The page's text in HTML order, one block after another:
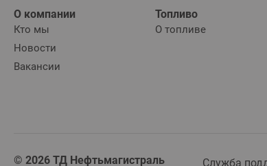
О компании
Кто мы
Новости
Вакансии
Топливо
О топливе
© 2026 ТД Нефтьмагистраль Служба